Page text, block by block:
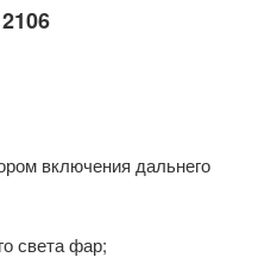
включения дальнего
света фар;